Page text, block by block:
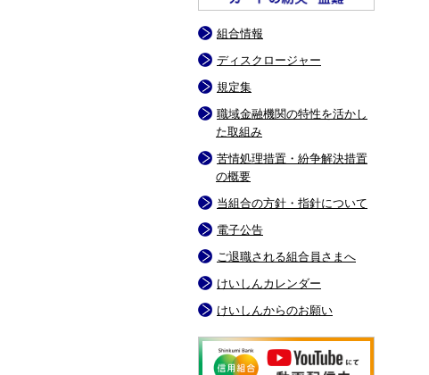
組合情報
ディスクロージャー
規定集
職域金融機関の特性を活かし
た取組み
苦情処理措置・紛争解決措置
の概要
当組合の方針・指針について
電子公告
ご退職される組合員さまへ
けいしんカレンダー
けいしんからのお願い